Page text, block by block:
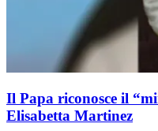
Il Papa riconosce il
Elisabetta Martinez